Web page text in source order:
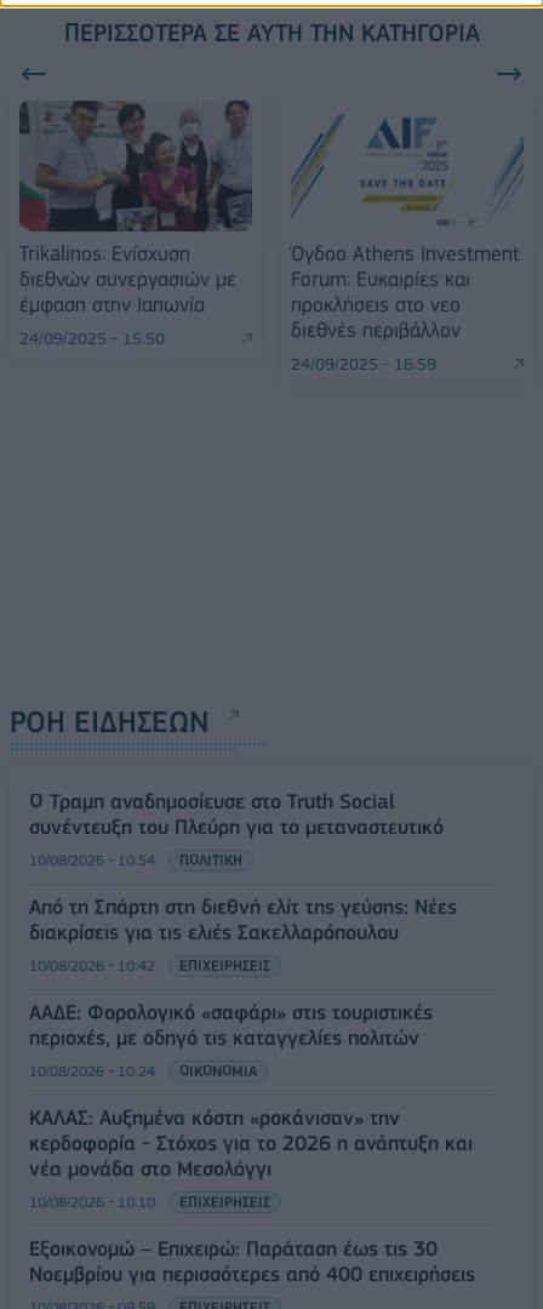
ΠΕΡΙΣΣΌΤΕΡΑ ΣΕ ΑΥΤΉ ΤΗΝ ΚΑΤΗΓΟΡΊΑ
Trikalinos: Ενίσχυση
διεθνών συνεργασιών με
έμφαση στην Ιαπωνία
24/09/2025 - 15:50
Όγδοο Athens Investment
Forum: Ευκαιρίες και
προκλήσεις στο νεο
διεθνές περιβάλλον
24/09/2025 - 16:59
ΡΟΗ ΕΙΔΗΣΕΩΝ
Ο Τραμπ αναδημοσίευσε στο Truth Social
συνέντευξη του Πλεύρη για το μεταναστευτικό
10/08/2026 - 10:54 ΠΟΛΙΤΙΚΗ
Από τη Σπάρτη στη διεθνή ελίτ της γεύσης: Νέες
διακρίσεις για τις ελιές Σακελλαρόπουλου
10/08/2026 - 10:42 ΕΠΙΧΕΙΡΗΣΕΙΣ
ΑΑΔΕ: Φορολογικό «σαφάρι» στις τουριστικές
περιοχές, με οδηγό τις καταγγελίες πολιτών
10/08/2026 - 10:24 ΟΙΚΟΝΟΜΙΑ
ΚΑΛΑΣ: Αυξημένα κόστη «ροκάνισαν» την
κερδοφορία - Στόχος για το 2026 η ανάπτυξη και
νέα μονάδα στο Μεσολόγγι
10/08/2026 - 10:10 ΕΠΙΧΕΙΡΗΣΕΙΣ
Εξοικονομώ – Επιχειρώ: Παράταση έως τις 30
Νοεμβρίου για περισσότερες από 400 επιχειρήσεις